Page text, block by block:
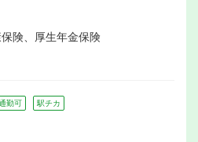
険、厚生年金保険
勤可 駅チカ